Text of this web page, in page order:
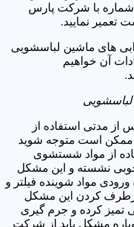
با شرکت پارس
تعمیر نمایید.
های ماشین لباسشویی
آن خواهیم
از مدتی استفاده از
است متوجه شوید
از مواد شستشوی
نشسته و این مشکل
مواد شوینده فیلتر و
کردن این مشکل
تمیز کرده و جرم گیری
مشکل باید از شرکت